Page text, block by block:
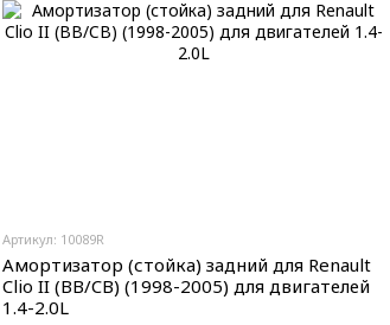
Артикул: 10089R
Амортизатор (стойка) задний для Renault
Clio II (BB/CB) (1998-2005) для двигателей
1.4-2.0L